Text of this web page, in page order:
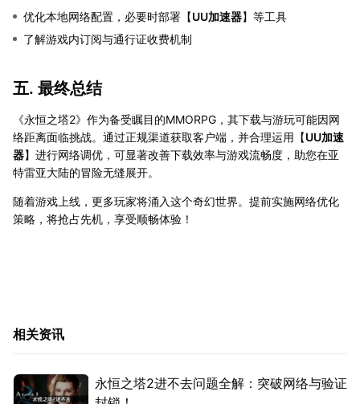
优化本地网络配置，必要时部署【UU加速器】等工具
了解游戏内订阅与通行证收费机制
五. 最终总结
《永恒之塔2》作为备受瞩目的MMORPG，其下载与游玩可能因网
络距离面临挑战。通过正规渠道获取客户端，并合理运用【UU加速
器】进行网络调优，可显著改善下载效率与游戏流畅度，助您在亚
特雷亚大陆的冒险无缝展开。
随着游戏上线，更多玩家将涌入这个奇幻世界。提前实施网络优化
策略，将抢占先机，享受顺畅体验！
相关资讯
永恒之塔2进不去问题全解：突破网络与验证